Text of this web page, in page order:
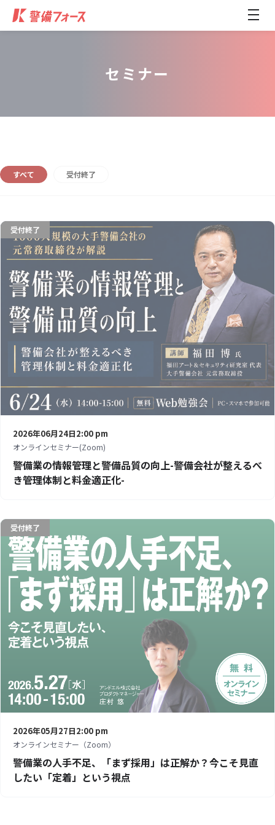
メ
ュ
セミナー
すべて 受付終了
受付終了
2026年06月24日2:00 pm
オンラインセミナー(Zoom)
警備業の情報管理と警備品質の向上-警備会社が整えるべ
き管理体制と料金適正化-
受付終了
2026年05月27日2:00 pm
オンラインセミナー（Zoom）
警備業の人手不足、「まず採用」は正解か？今こそ見直
したい「定着」という視点